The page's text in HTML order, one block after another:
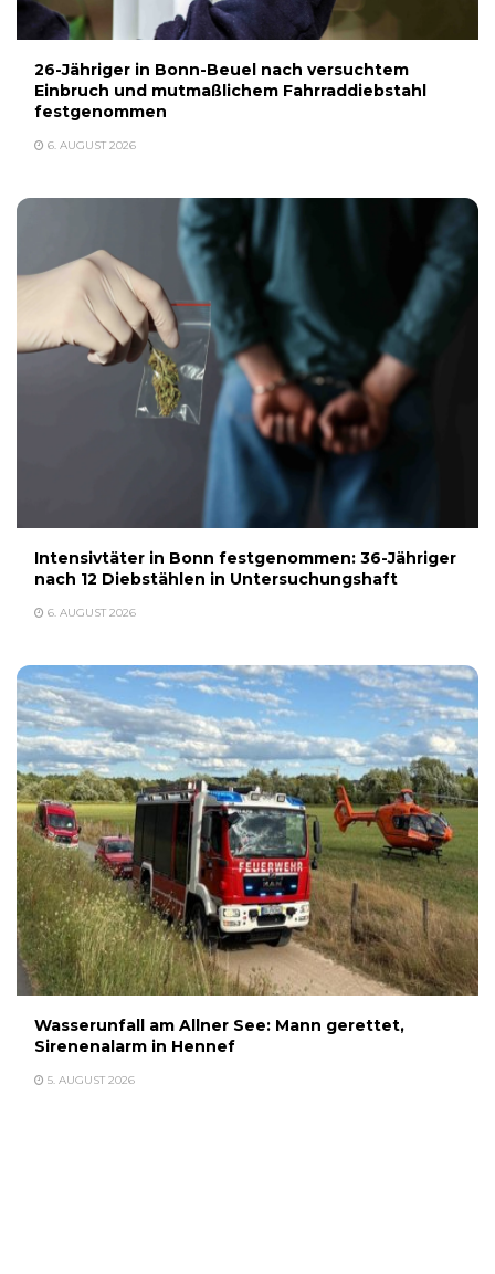
26-Jähriger in Bonn-Beuel nach versuchtem
Einbruch und mutmaßlichem Fahrraddiebstahl
festgenommen
6. AUGUST 2026
Intensivtäter in Bonn festgenommen: 36-Jähriger
nach 12 Diebstählen in Untersuchungshaft
6. AUGUST 2026
Wasserunfall am Allner See: Mann gerettet,
Sirenenalarm in Hennef
5. AUGUST 2026